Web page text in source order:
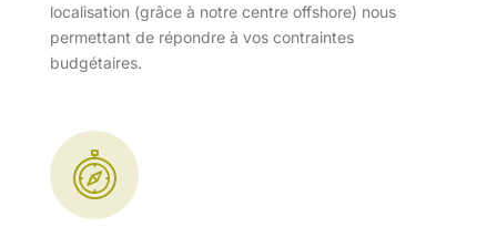
localisation (grâce à notre centre offshore) nous
permettant de répondre à vos contraintes
budgétaires.